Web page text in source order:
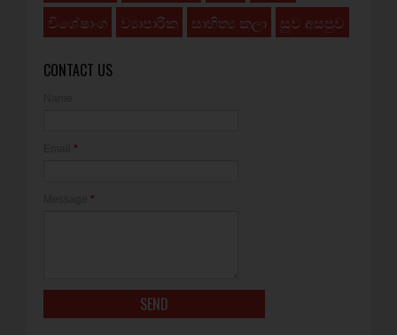
විශේෂාංග
ව්‍යාපාරික සාහිත්‍ය කලා සුව අසපුව
CONTACT US
*
*